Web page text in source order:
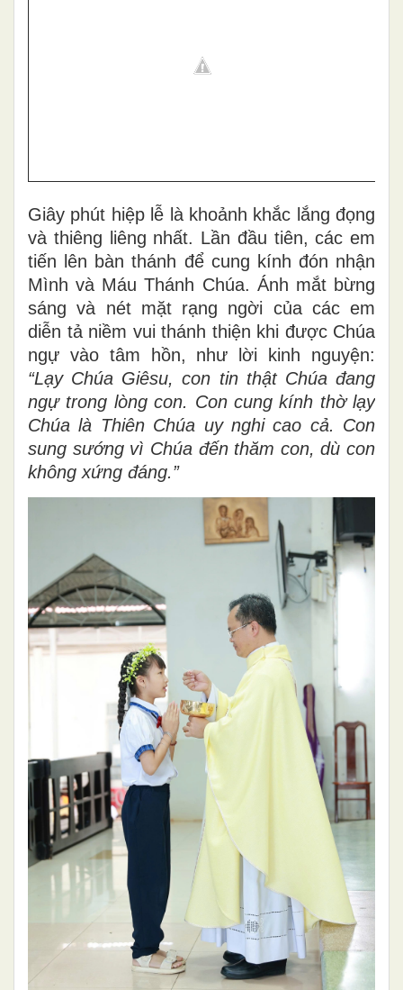
Giây phút hiệp lễ là khoảnh khắc lắng đọng
và thiêng liêng nhất. Lần đầu tiên, các em
tiến lên bàn thánh để cung kính đón nhận
Mình và Máu Thánh Chúa. Ánh mắt bừng
sáng và nét mặt rạng ngời của các em
diễn tả niềm vui thánh thiện khi được Chúa
ngự vào tâm hồn, như lời kinh nguyện:
“Lạy Chúa Giêsu, con tin thật Chúa đang
ngự trong lòng con. Con cung kính thờ lạy
Chúa là Thiên Chúa uy nghi cao cả. Con
sung sướng vì Chúa đến thăm con, dù con
không xứng đáng.”